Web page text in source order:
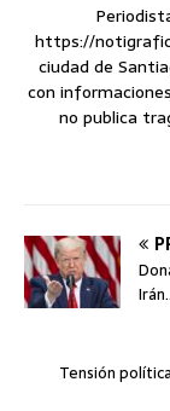
https://
ciudad de
con
no publica
Tensión